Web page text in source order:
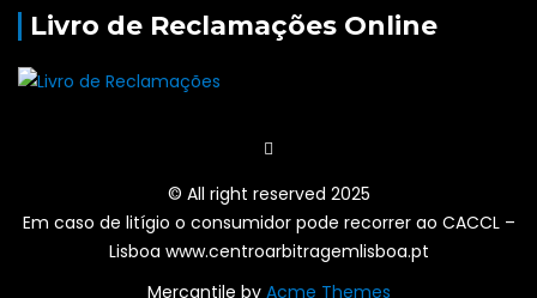
Livro de Reclamações Online
© All right reserved 2025
Em caso de litígio o consumidor pode recorrer ao CACCL –
Lisboa www.centroarbitragemlisboa.pt
Mercantile by Acme Themes